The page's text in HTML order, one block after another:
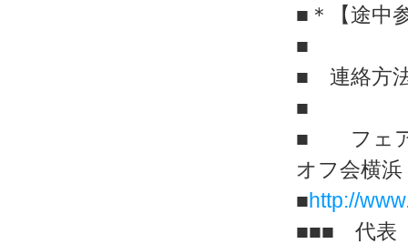
■＊【途中
■
■ 連絡方
■
■ フェア
オフ会横
■http://
■■■ 代